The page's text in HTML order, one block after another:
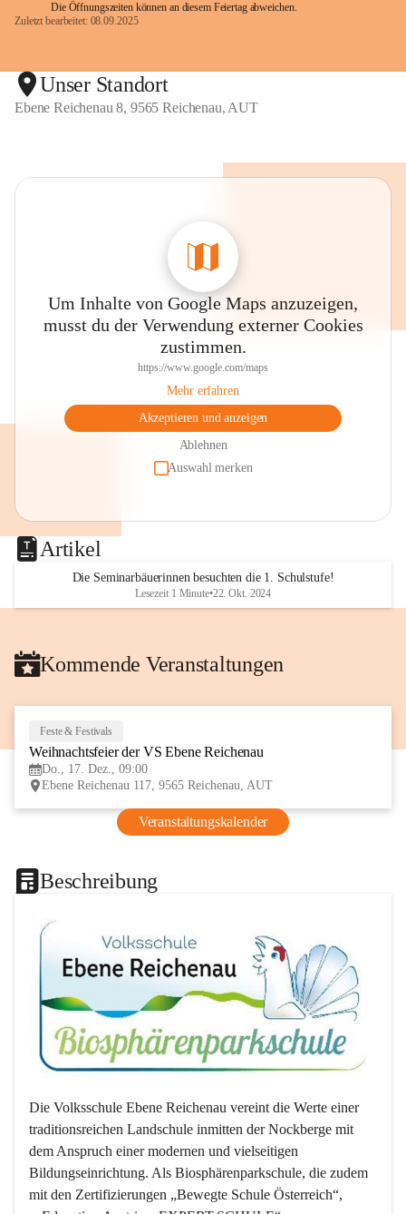
Die Öffnungszeiten können an diesem Feiertag abweichen.
Zuletzt bearbeitet: 08.09.2025
Unser Standort
Ebene Reichenau 8, 9565 Reichenau, AUT
Um Inhalte von Google Maps anzuzeigen,
musst du der Verwendung externer Cookies
zustimmen.
https://www.google.com/maps
Mehr erfahren
Akzeptieren und anzeigen
Ablehnen
Auswahl merken
Artikel
Die Seminarbäuerinnen besuchten die 1. Schulstufe!
Lesezeit 1 Minute•22. Okt. 2024
Kommende Veranstaltungen
Feste & Festivals
Weihnachtsfeier der VS Ebene Reichenau
Do., 17. Dez., 09:00
Ebene Reichenau 117, 9565 Reichenau, AUT
Veranstaltungskalender
Beschreibung
Die Volksschule Ebene Reichenau vereint die Werte einer
traditionsreichen Landschule inmitten der Nockberge mit
dem Anspruch einer modernen und vielseitigen
Bildungseinrichtung. Als Biosphärenparkschule, die zudem
mit den Zertifizierungen „Bewegte Schule Österreich“,